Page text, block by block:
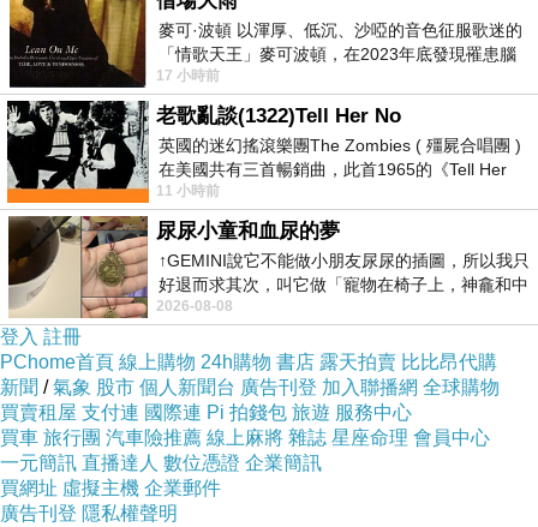
2017-11-23 22:38:32
德國鼎鼎大名的生活哲學家叔本華（1788~1860）
是歐洲最早研究佛法的天才，釋迦牟尼佛的言行乃
宇宙學、科學、哲學、禪學之結晶（許多人臨時抱
佛腳，完全不懂阿彌陀佛、觀世音菩薩的因緣背
景，可是釋迦牟尼佛說沒關係，唸其稱號，可積沙
成塔，不至於荒謬地想煮沙成飯）。以下我摘錄叔
本華的精彩言論，彼此分享：我曾說過，沒有認識
力的自然內在本質，是毫無目標、毫不間斷地努力
著；若觀察動物或人類，則更顯得清楚。欲望和努
力，是人類的全部本質，正如口乾欲裂必須解渴一
樣。欲望又是基於困窮和需求——
亦即痛苦。因之，人類在原來本質上，難免痛苦。
反過來說，若是欲望太容易獲得滿足，欲望的對象
一旦被奪而消失，可怕的空虛和苦悶將立刻來襲。
換言之，就是生存本身和他的本質，便成為人們難
以負荷的重擔。所以，人生實如鐘擺，在痛苦與倦
怠之間擺動；這兩者就是人生的究極要素。說起來
真是非常奇妙，人類把一切痛苦和煩惱驅進地獄
後，殘留在天國的，卻只有倦怠……。
麥可·波頓 以渾厚、低沉、沙啞的音色征服歌迷的
「情歌天王」麥可波頓，在2023年底發現罹患腦
瘤「祈禱早日康復，一切都好」。
17 小時前
老歌亂談(1322)Tell Her No
英國的迷幻搖滾樂團The Zombies ( 殭屍合唱團 )
在美國共有三首暢銷曲，此首1965的《Tell Her
No》即為其中之一，在告示牌百大單曲
11 小時前
尿尿小童和血尿的夢
↑GEMINI說它不能做小朋友尿尿的插圖，所以我只
好退而求其次，叫它做「寵物在椅子上，神龕和中
年人臉孔」的畫了。 六月底
2026-08-08
登入 註冊
PChome首頁 線上購物 24h購物 書店 露天拍賣 比比昂代購
新聞 /氣象 股市 個人新聞台 廣告刊登 加入聯播網 全球購物
買賣租屋 支付連 國際連 Pi 拍錢包 旅遊 服務中心
買車 旅行團 汽車險推薦 線上麻將 雜誌 星座命理 會員中心
一元簡訊 直播達人 數位憑證 企業簡訊
買網址 虛擬主機 企業郵件
廣告刊登 隱私權聲明